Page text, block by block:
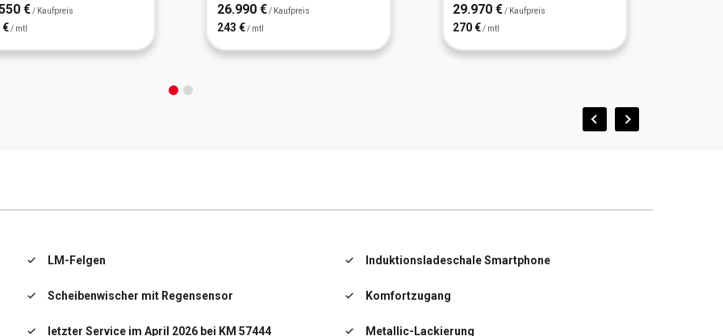
€ / Kaufpreis
€ / mtl
26.990 € / Kaufpreis
243 € / mtl
29.970 € / Kaufpreis
270 € / mtl
LM-Felgen
Scheibenwischer mit Regensensor
letzter Service im April 2026 bei KM 57444
Induktionsladeschale Smartphone
Komfortzugang
Metallic-Lackierung